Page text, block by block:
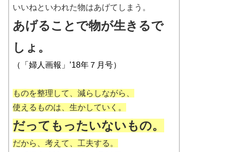
いいねといわれた物はあげてしまう。
あげることで物が生きるで
しょ。
（「婦人画報」’18年７月号）
ものを整理して、減らしながら、
使えるものは、生かしていく。
だってもったいないもの。
だから、考えて、工夫する。